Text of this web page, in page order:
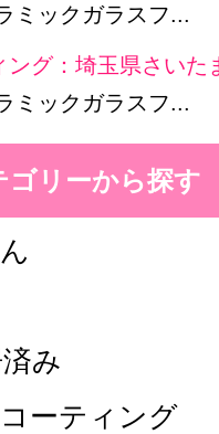
ミックガラスフ...
ング：埼玉県さいた
ミックガラスフ...
ゴリーから探す
み
ーティング